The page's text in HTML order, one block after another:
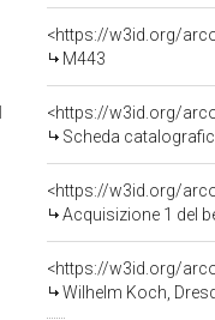
<https://w3id.org/
M443
<https://w3id.org/
Scheda
<https://w3id.org/
Acquisizione 1 del
<https://w3id.org/
Wilhelm Koch,